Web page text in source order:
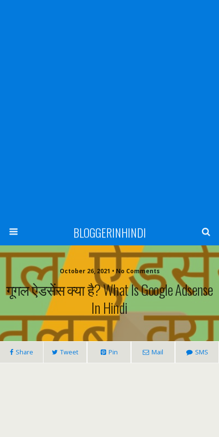
BLOGGERINHINDI
October 26, 2021 • No Comments
गूगल ऐडसेंस क्या है? What Is Google Adsense
In Hindi
Share Tweet Pin Mail SMS